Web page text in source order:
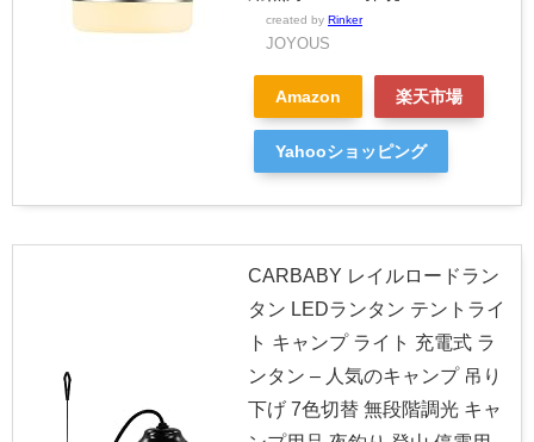
created by Rinker
JOYOUS
Amazon 楽天市場
Yahooショッピング
CARBABY レイルロードラン
タン LEDランタン テントライ
ト キャンプ ライト 充電式 ラ
ンタン – 人気のキャンプ 吊り
下げ 7色切替 無段階調光 キャ